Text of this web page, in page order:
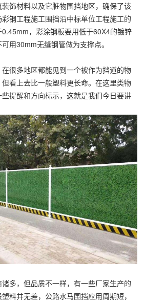
饰材料以及它脏物围挡地区，确保了该
钢工程施工围挡沿中标单位工程施工的
，彩涂钢板要用低于60X4的镀锌
用30mm无缝钢管做为支撑点。
很多地区都能见到一个被作为挡道的物
看上去比一般塑料更长命。在这里类物
提醒和方向标示，这就是我们今日要讲
多，但品质不一样，有一些厂家生产的
料并无差，公路水马围挡应用周期短，